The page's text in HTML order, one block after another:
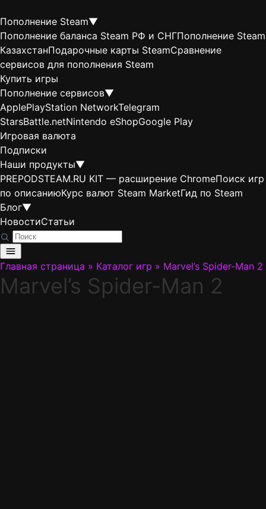
Пополнение Steam▼
Пополнение баланса Steam РФ и СНГПополнение Steam
КазахстанПодарочные карты SteamСравнение
сервисов для пополнения Steam
Купить игры
Пополнение сервисов▼
ApplePlayStation NetworkTelegram
StarsBattle.netNintendo eShopGoogle Play
Игровая валюта
Подписки
Наши продукты▼
PREPODSTEAM.RU KIT — расширение ChromeПоиск игр
по описаниюКурс валют Steam MarketГид по Steam
Блог▼
НовостиСтатьи
Главная страница » Каталог игр » Marvel’s Spider-Man 2
Marvel’s Spider-Man 2